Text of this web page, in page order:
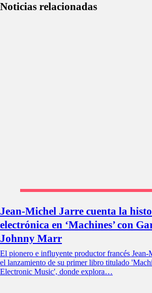
Noticias relacionadas
Jean-Michel Jarre cuenta la
electrónica en ‘Machines’ con
Johnny Marr
El pionero e influyente productor francés Jean-
el lanzamiento de su primer libro titulado
Electronic Music', donde explora…